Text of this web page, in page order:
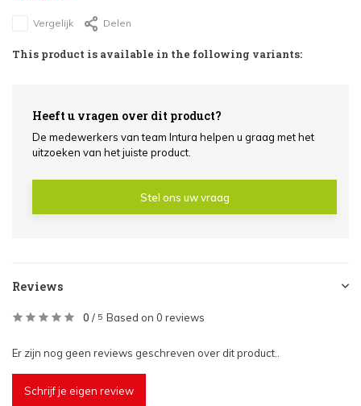
Vergelijk Delen
This product is available in the following variants:
Heeft u vragen over dit product?
De medewerkers van team Intura helpen u graag met het
uitzoeken van het juiste product.
Stel ons uw vraag
Reviews
0 / 5 Based on 0 reviews
Er zijn nog geen reviews geschreven over dit product..
Schrijf je eigen review